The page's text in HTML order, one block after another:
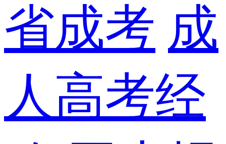
省成考 成
人高考经